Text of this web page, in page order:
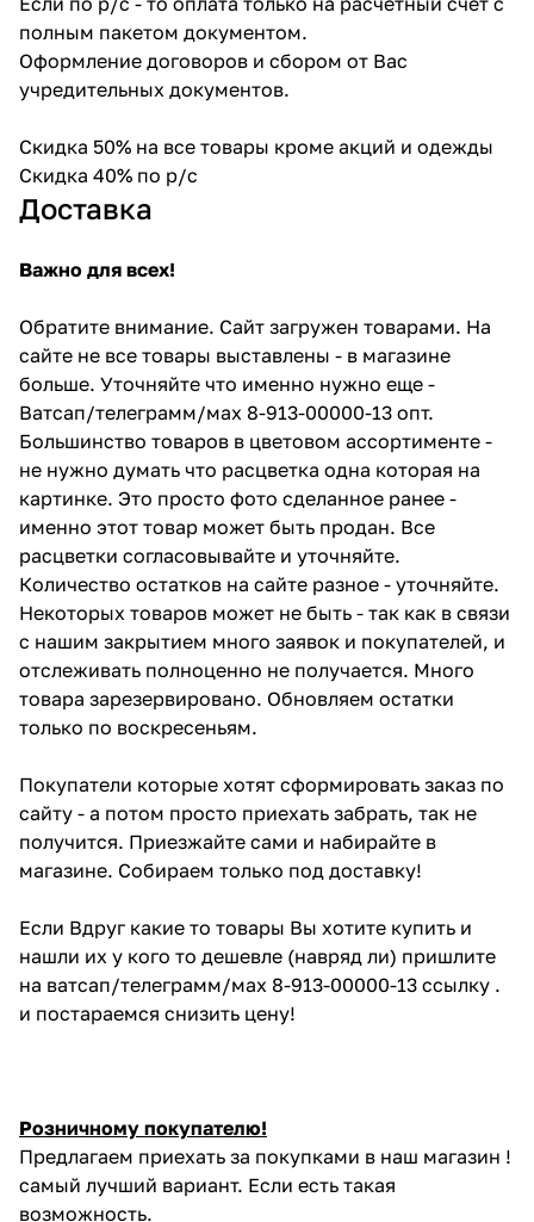
полным пакетом документом.
Оформление договоров и сбором от Вас
учредительных документов.
Скидка 50% на все товары кроме акций и одежды
Скидка 40% по р/с
Доставка
Важно для всех!
Обратите внимание. Сайт загружен товарами. На
сайте не все товары выставлены - в магазине
больше. Уточняйте что именно нужно еще -
Ватсап/телеграмм/мах 8-913-00000-13 опт.
Большинство товаров в цветовом ассортименте -
не нужно думать что расцветка одна которая на
картинке. Это просто фото сделанное ранее -
именно этот товар может быть продан. Все
расцветки согласовывайте и уточняйте.
Количество остатков на сайте разное - уточняйте.
Некоторых товаров может не быть - так как в связи
с нашим закрытием много заявок и покупателей, и
отслеживать полноценно не получается. Много
товара зарезервировано. Обновляем остатки
только по воскресеньям.
Покупатели которые хотят сформировать заказ по
сайту - а потом просто приехать забрать, так не
получится. Приезжайте сами и набирайте в
магазине. Собираем только под доставку!
Если Вдруг какие то товары Вы хотите купить и
нашли их у кого то дешевле (навряд ли) пришлите
на ватсап/телеграмм/мах 8-913-00000-13 ссылку .
и постараемся снизить цену!
Розничному покупателю!
Предлагаем приехать за покупками в наш магазин !
самый лучший вариант. Если есть такая
возможность.